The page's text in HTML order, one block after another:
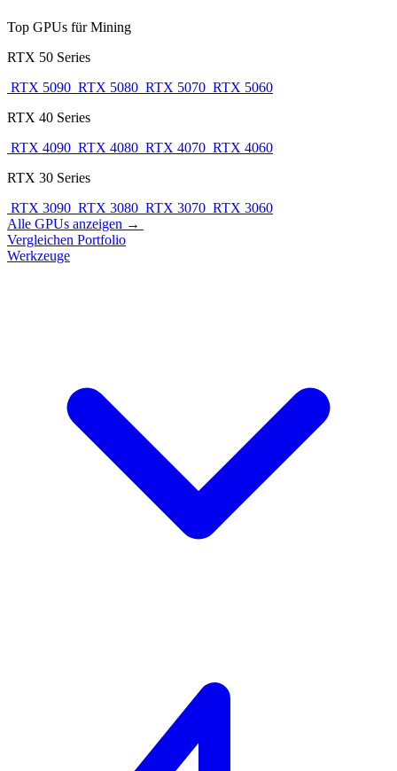
Top GPUs für Mining
RTX 50 Series
RTX 5090 RTX 5080 RTX 5070 RTX 5060
RTX 40 Series
RTX 4090 RTX 4080 RTX 4070 RTX 4060
RTX 30 Series
RTX 3090 RTX 3080 RTX 3070 RTX 3060
Alle GPUs anzeigen →
Vergleichen Portfolio
Werkzeuge